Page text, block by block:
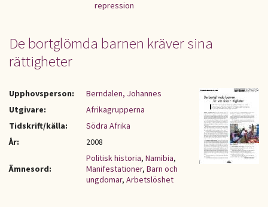
repression
De bortglömda barnen kräver sina
rättigheter
Upphovsperson:
Berndalen, Johannes
Utgivare:
Afrikagrupperna
Tidskrift/källa:
Södra Afrika
År:
2008
Ämnesord:
Politisk historia, Namibia,
Manifestationer, Barn och
ungdomar, Arbetslöshet